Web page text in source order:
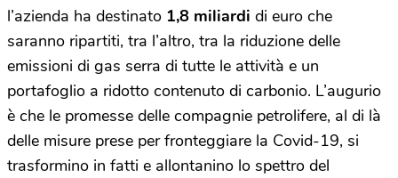
l’azienda ha destinato 1,8 miliardi di euro che
saranno ripartiti, tra l’altro, tra la riduzione delle
emissioni di gas serra di tutte le attività e un
portafoglio a ridotto contenuto di carbonio. L’augurio
è che le promesse delle compagnie petrolifere, al di là
delle misure prese per fronteggiare la Covid-19, si
trasformino in fatti e allontanino lo spettro del